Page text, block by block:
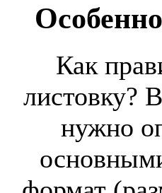
Как
листовку?
нужно